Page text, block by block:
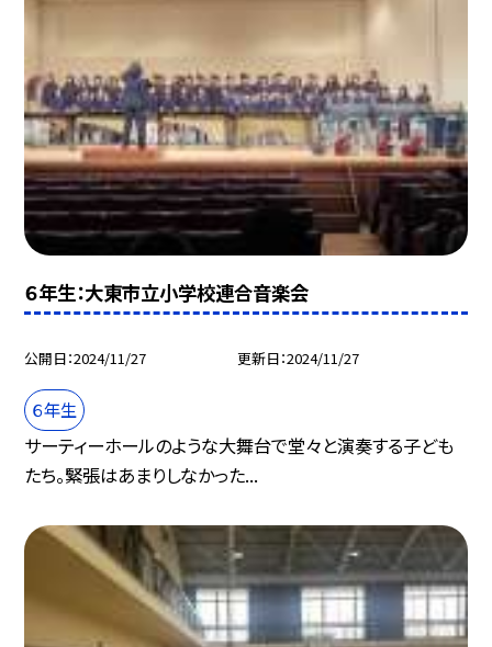
６年生：大東市立小学校連合音楽会
公開日 2024/11/27 更新日 2024/11/27
６年生
サーティーホールのような大舞台で堂々と演奏する子ども
たち。緊張はあまりしなかった...